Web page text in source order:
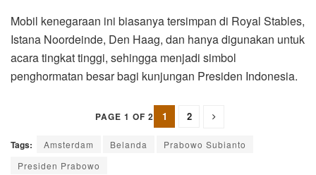
Mobil kenegaraan ini biasanya tersimpan di Royal Stables,
Istana Noordeinde, Den Haag, dan hanya digunakan untuk
acara tingkat tinggi, sehingga menjadi simbol
penghormatan besar bagi kunjungan Presiden Indonesia.
PAGE 1 OF 2 1 2
Tags: Amsterdam Belanda
Prabowo Subianto
Presiden Prabowo